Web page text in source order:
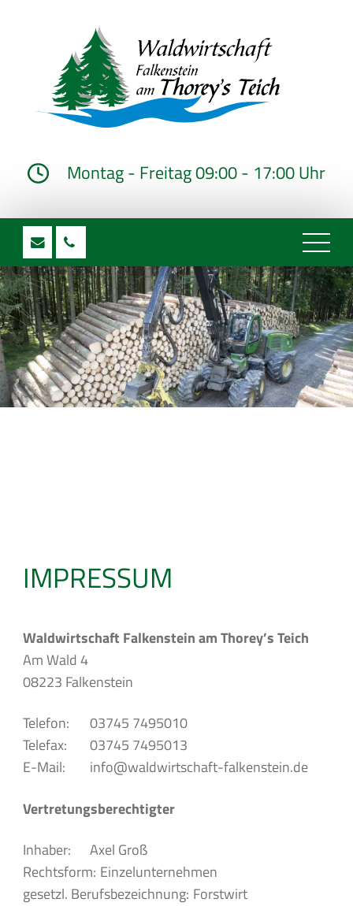
Montag - Freitag 09:00 - 17:00 Uhr
IMPRESSUM
Waldwirtschaft Falkenstein am Thorey’s Teich
Am Wald 4
08223 Falkenstein
Telefon:
03745 7495010
Telefax:
03745 7495013
E-Mail:
info@waldwirtschaft-falkenstein.de
Vertretungsberechtigter
Inhaber:
Axel Groß
Rechtsform: Einzelunternehmen
gesetzl. Berufsbezeichnung: Forstwirt